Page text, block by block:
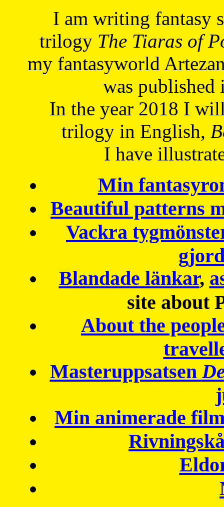
I am writing fantasy
trilogy The Tiaras of
my fantasyworld
was published
In the year 2018 I
trilogy in English,
I have
Min
Beautiful patterns
Vackra
Blandade länkar,
site about
About the
Masteruppsatsen
Min animerade